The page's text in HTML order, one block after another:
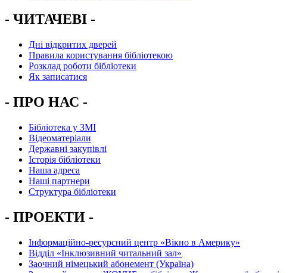
- ЧИТАЧЕВІ -
Дні відкритих дверей
Правила користування бібліотекою
Розклад роботи бібліотеки
Як записатися
- ПРО НАС -
Бібліотека у ЗМІ
Відеоматеріали
Державні закупівлі
Історія бібліотеки
Наша адреса
Наші партнери
Структура бібліотеки
- ПРОЕКТИ -
Інформаційно-ресурсний центр «Вікно в Америку»
Вiддiл «Інклюзивний читальний зал»
Заочний німецький абонемент (Україна)